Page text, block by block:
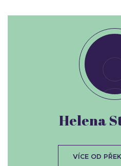
Helena
VÍCE OD